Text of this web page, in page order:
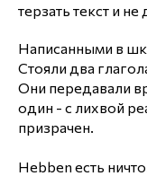
терзать текст и
Написанными в
Стояли два
Они передавали
один - с лихвой
призрачен.
Hebben есть